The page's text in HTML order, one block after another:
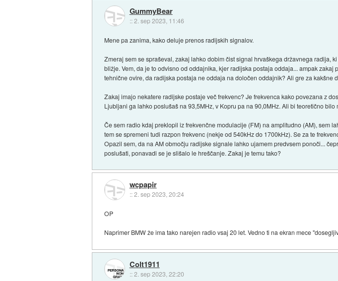
GummyBear
::2. sep 2023, 11:46
Mene pa zanima, kako deluje prenos radijskih signalov.
Zmeraj sem se spraševal, zakaj lahko dobim čist signal hrvaškega državnega radija,
bližje. Vem, da je to odvisno od oddajnika, kjer radijska postaja oddaja... ampak
tehnične ovire, da radijska postaja ne oddaja na določen oddajnik? Ali gre za kakšne
Zakaj imajo nekatere radijske postaje več frekvenc? Je frekvenca kako povezana z
Ljubljani ga lahko poslušaš na 93,5MHz, v Kopru pa na 90,0MHz. Ali bi teoretično
Če sem radio kdaj preklopil iz frekvenčne modulacije (FM) na amplitudno (AM), sem
tem se spremeni tudi razpon frekvenc (nekje od 540kHz do 1700kHz). Se za te
Opazil sem, da na AM območju radijske signale lahko ujamem predvsem ponoči...
poslušati, ponavadi se je slišalo le hreščanje. Zakaj je temu tako?
wcpapir
::2. sep 2023, 20:24
OP
Naprimer BMW že ima tako narejen radio vsaj 20 let. Vedno ti na ekran mece
Colt1911
::2. sep 2023, 22:20